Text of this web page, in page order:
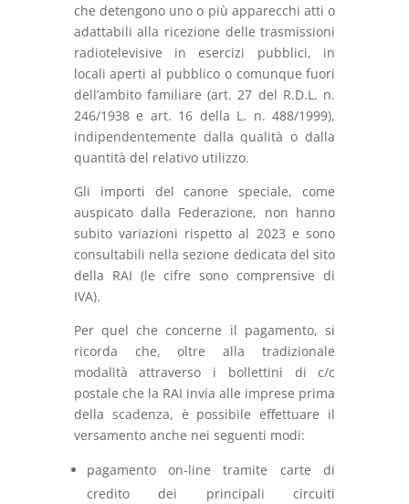
che detengono uno o più apparecchi atti o
adattabili alla ricezione delle trasmissioni
radiotelevisive in esercizi pubblici, in
locali aperti al pubblico o comunque fuori
dell’ambito familiare (art. 27 del R.D.L. n.
246/1938 e art. 16 della L. n. 488/1999),
indipendentemente dalla qualità o dalla
quantità del relativo utilizzo.
Gli importi del canone speciale, come
auspicato dalla Federazione, non hanno
subito variazioni rispetto al 2023 e sono
consultabili nella sezione dedicata del sito
della RAI (le cifre sono comprensive di
IVA).
Per quel che concerne il pagamento, si
ricorda che, oltre alla tradizionale
modalità attraverso i bollettini di c/c
postale che la RAI invia alle imprese prima
della scadenza, è possibile effettuare il
versamento anche nei seguenti modi:
pagamento on-line tramite carte di
credito dei principali circuiti